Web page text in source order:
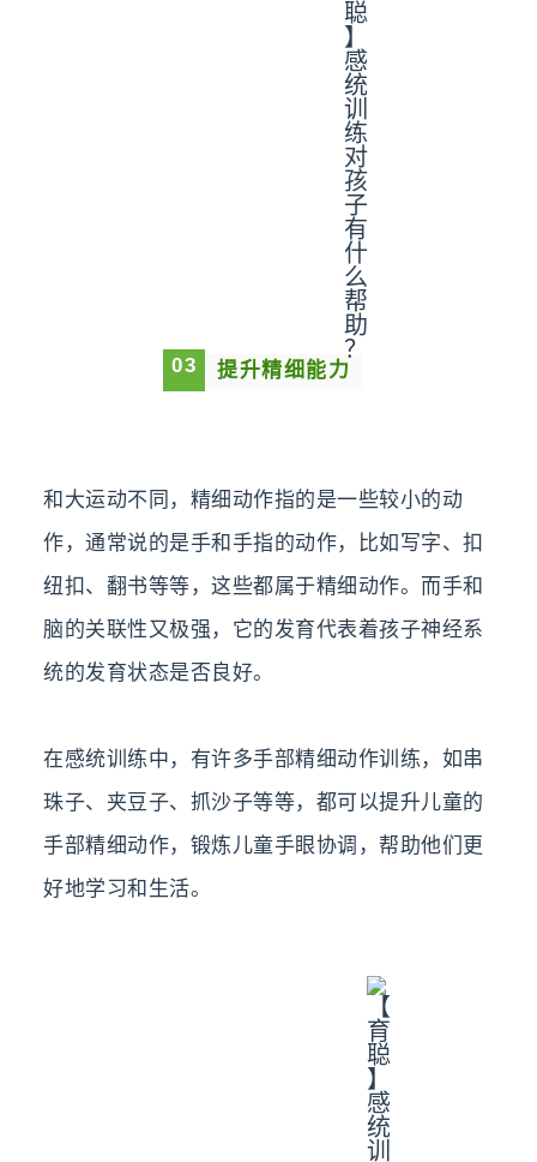
03 提升精细能力
和大运动不同，精细动作指的是一些较小的动
作，通常说的是手和手指的动作，比如写字、扣
纽扣、翻书等等，这些都属于精细动作。而手和
脑的关联性又极强，它的发育代表着孩子神经系
统的发育状态是否良好。
在感统训练中，有许多手部精细动作训练，如串
珠子、夹豆子、抓沙子等等，都可以提升儿童的
手部精细动作，锻炼儿童手眼协调，帮助他们更
好地学习和生活。